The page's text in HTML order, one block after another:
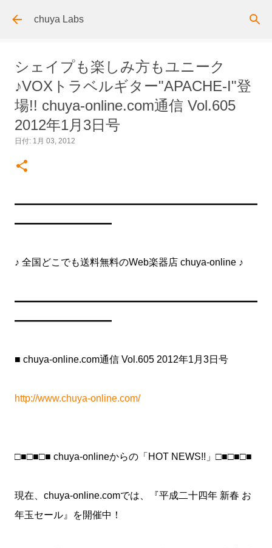
スキップしてメイン コンテンツに移動
chuya Labs
シェイプも楽しみ方もユニーク
♪VOXトラベルギター"APACHE-I"登
場!! chuya-online.com通信 Vol.605
2012年1月3日号
日付: 1月 03, 2012
━━━━━━━━━━━━━━━━━━━━━━━━━
━━━━━━━━━━
♪ 全国どこでも送料無料のWeb楽器店 chuya-online ♪
━━━━━━━━━━━━━━━━━━━━━━━━━
━━━━━━━━━━
■ chuya-online.com通信 Vol.605 2012年1月3日号
http://www.chuya-online.com/
□■□■□■ chuya-onlineからの「HOT NEWS!!」□■□■□■
現在、chuya-online.comでは、『平成二十四年 新春 お
年玉セール』を開催中！